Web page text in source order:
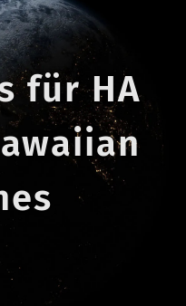
für HA